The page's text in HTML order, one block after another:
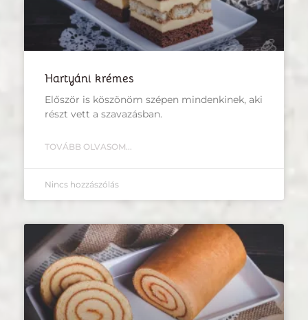
Hartyáni krémes
Először is köszönöm szépen mindenkinek, aki
részt vett a szavazásban.
TOVÁBB OLVASOM...
Nincs hozzászólás